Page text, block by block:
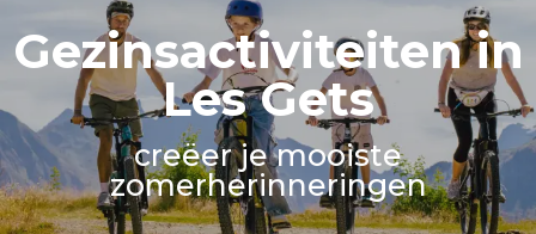
Gezinsactiviteiten in
Les Gets
creëer je mooiste
zomerherinneringen